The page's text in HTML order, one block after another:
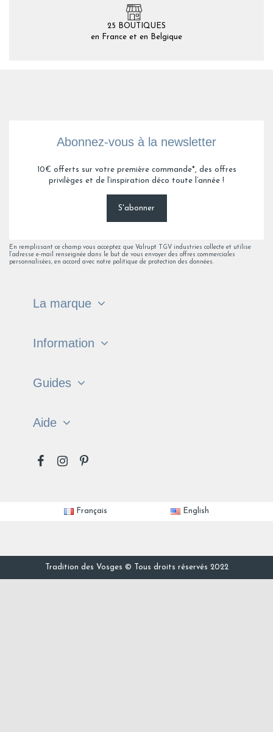
25 BOUTIQUES
en France et en Belgique
Abonnez-vous à la newsletter
10€ offerts sur votre première commande*, des offres
privilèges et de l’inspiration déco toute l’année !
S'abonner
En remplissant ce champ vous acceptez que Valrupt TGV industries collecte et utilise
l’adresse e-mail renseignée dans le but de vous envoyer des offres commerciales
personnalisées, en accord avec notre politique de protection des données.
La marque
Information
Guides
Aide
Français English
Tradition des Vosges © Tous droits réservés 2022